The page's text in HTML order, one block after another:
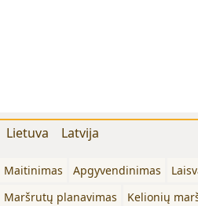
Lietuva Latvija
Maitinimas Apgyvendinimas
Maršrutų planavimas
Kelionių